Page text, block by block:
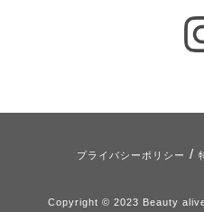
プライバシーポリシー /
Copyright © 2023 Beauty